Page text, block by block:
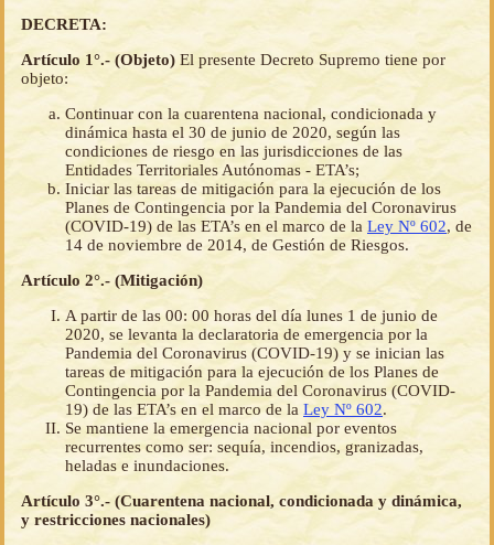
DECRETA:
Artículo 1°.- (Objeto) El presente Decreto Supremo tiene por
objeto:
Continuar con la cuarentena nacional, condicionada y
dinámica hasta el 30 de junio de 2020, según las
condiciones de riesgo en las jurisdicciones de las
Entidades Territoriales Autónomas - ETA’s;
Iniciar las tareas de mitigación para la ejecución de los
Planes de Contingencia por la Pandemia del Coronavirus
(COVID-19) de las ETA’s en el marco de la Ley Nº 602, de
14 de noviembre de 2014, de Gestión de Riesgos.
Artículo 2°.- (Mitigación)
A partir de las 00: 00 horas del día lunes 1 de junio de
2020, se levanta la declaratoria de emergencia por la
Pandemia del Coronavirus (COVID-19) y se inician las
tareas de mitigación para la ejecución de los Planes de
Contingencia por la Pandemia del Coronavirus (COVID-
19) de las ETA’s en el marco de la Ley Nº 602.
Se mantiene la emergencia nacional por eventos
recurrentes como ser: sequía, incendios, granizadas,
heladas e inundaciones.
Artículo 3°.- (Cuarentena nacional, condicionada y dinámica,
y restricciones nacionales)